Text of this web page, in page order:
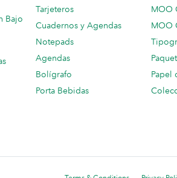
Bajo
Tarjeteros
Cuadernos y Agendas
Notepads
Agendas
Bolígrafo
Porta Bebidas
MOO
MOO
Papel